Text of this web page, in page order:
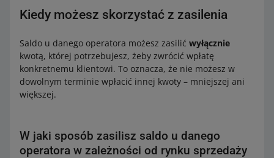
Kiedy możesz skorzystać z zasilenia
Saldo u danego operatora możesz zasilić wyłącznie
kwotą, której potrzebujesz, żeby zwrócić wpłatę
konkretnemu klientowi. To oznacza, że nie możesz w
dowolnym terminie wpłacić innej kwoty – mniejszej ani
większej.
W jaki sposób zasilisz saldo u danego
operatora w zależności od rynku sprzedaży